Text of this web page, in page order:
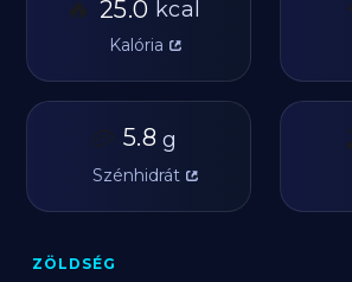
🔥 25.0 kcal
Kalória
🥔 5.8 g
Szénhidrát
ZÖLDSÉG